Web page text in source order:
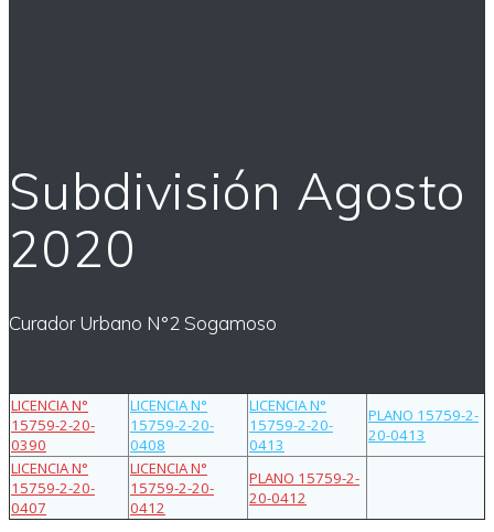
Subdivisión Agosto
2020
Curador Urbano N°2 Sogamoso
LICENCIA N°
15759-2-20-
0390
LICENCIA N°
15759-2-20-
0408
LICENCIA N°
15759-2-20-
0413
PLANO 15759-2-
20-0413
LICENCIA N°
15759-2-20-
0407
LICENCIA N°
15759-2-20-
0412
PLANO 15759-2-
20-0412